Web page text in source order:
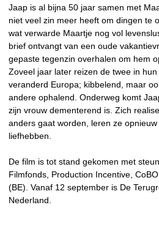
Jaap is al bijna 50 jaar samen met
niet veel zin meer heeft om dingen te
wat verwarde Maartje nog vol
brief ontvangt van een oude
gepaste tegenzin overhalen om hem
Zoveel jaar later reizen de twee in
veranderd Europa; kibbelend, maar
andere ophalend. Onderweg komt
zijn vrouw dementerend is. Zich
anders gaat worden, leren ze
liefhebben.
De film is tot stand gekomen met
Filmfonds, Production Incentive,
(BE). Vanaf 12 september is De
Nederland.